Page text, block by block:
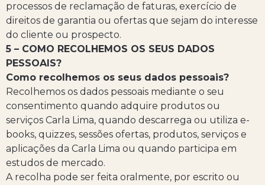
processos de reclamação de faturas, exercício de
direitos de garantia ou ofertas que sejam do interesse
do cliente ou prospecto.
5 – COMO RECOLHEMOS OS SEUS DADOS
PESSOAIS?
Como recolhemos os seus dados pessoais?
Recolhemos os dados pessoais mediante o seu
consentimento quando adquire produtos ou
serviços Carla Lima, quando descarrega ou utiliza e-
books, quizzes, sessões ofertas, produtos, serviços e
aplicações da Carla Lima ou quando participa em
estudos de mercado.
A recolha pode ser feita oralmente, por escrito ou